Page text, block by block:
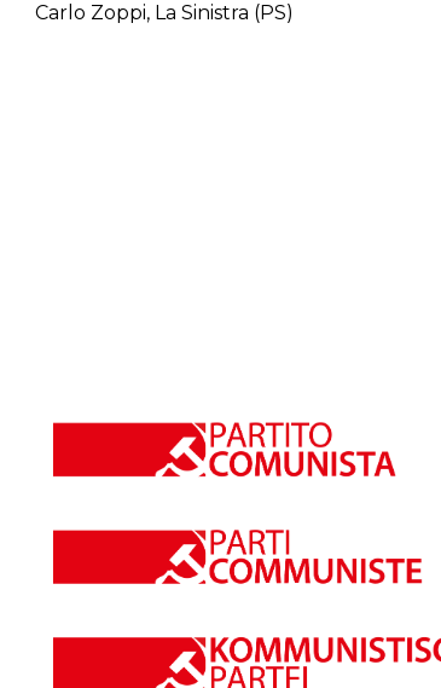
Carlo Zoppi, La Sinistra (PS)